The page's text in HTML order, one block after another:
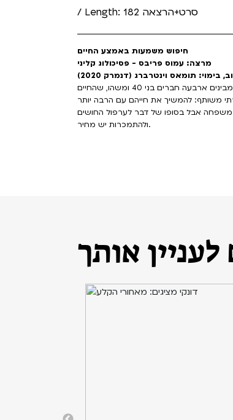
/ Length: 182 סרט+הרצאה
חיפוש משמעות באמצע החיים
מרצה: עמוס פריבס - פסיכולוג קליני
בימוי: תומאס וינטרברג (דנמרק 2020)
זוכה פרס האוסקר לסרט הבינלאומי. במהלך ארוחה משותפת מבינים ארבעה חברים בני 40 ומשהו, שהחיים
משותף: להמשיך את חייהם עם הרבה יותר
במשפחה אבל בסופו של דבר לערפול החושים
ולהתמכרות יש מחיר.
אותך